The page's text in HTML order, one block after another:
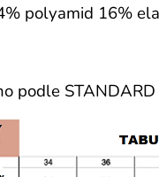
polyamid 16%
podle